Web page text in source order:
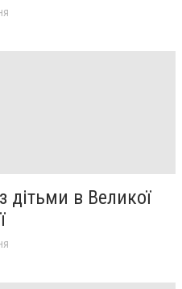
дітьми в Великої